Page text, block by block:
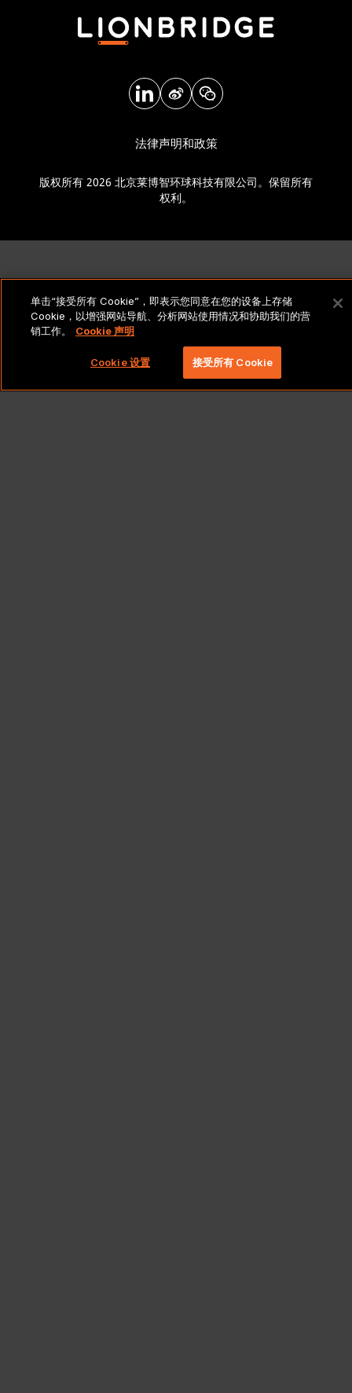
法律声明和政策
版权所有 2026 北京莱博智环球科技有限公司。保留所有
权利。
单击“接受所有 Cookie”，即表示您同意在您的设备上存储
Cookie，以增强网站导航、分析网站使用情况和协助我们的营
销工作。
Cookie 声明
Cookie 设置 接受所有 Cookie